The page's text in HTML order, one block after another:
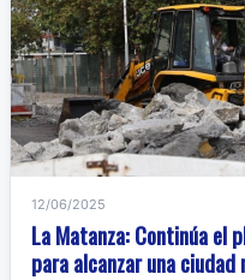
12/06/2025
La Matanza: Continúa el
para alcanzar una